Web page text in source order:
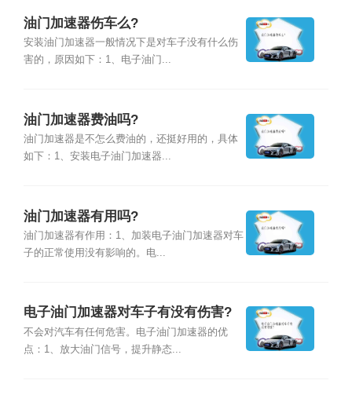
油门加速器伤车么?
安装油门加速器一般情况下是对车子没有什么伤
害的，原因如下：1、电子油门...
油门加速器费油吗?
油门加速器是不怎么费油的，还挺好用的，具体
如下：1、安装电子油门加速器...
油门加速器有用吗?
油门加速器有作用：1、加装电子油门加速器对车
子的正常使用没有影响的。电...
电子油门加速器对车子有没有伤害?
不会对汽车有任何危害。电子油门加速器的优
点：1、放大油门信号，提升静态...